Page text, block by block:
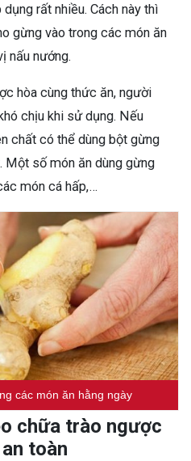
rất nhiều. Cách này thì
gừng vào trong các món ăn
nấu nướng.
hòa cùng thức ăn, người
chịu khi sử dụng. Nếu
chất có thể dùng bột gừng
Một số món ăn dùng gừng
món cá hấp,…
các món ăn hằng ngày
chữa trào ngược
toàn